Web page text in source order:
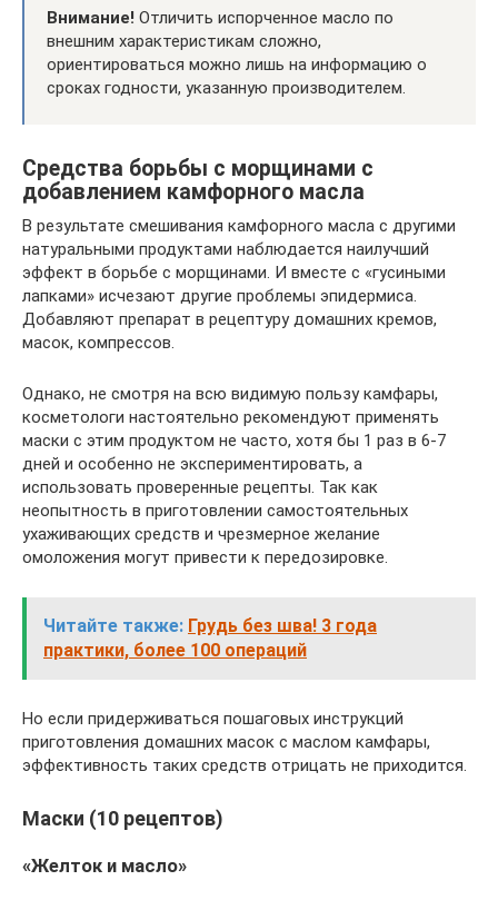
Внимание! Отличить испорченное масло по
внешним характеристикам сложно,
ориентироваться можно лишь на информацию о
сроках годности, указанную производителем.
Средства борьбы с морщинами с
добавлением камфорного масла
В результате смешивания камфорного масла с другими
натуральными продуктами наблюдается наилучший
эффект в борьбе с морщинами. И вместе с «гусиными
лапками» исчезают другие проблемы эпидермиса.
Добавляют препарат в рецептуру домашних кремов,
масок, компрессов.
Однако, не смотря на всю видимую пользу камфары,
косметологи настоятельно рекомендуют применять
маски с этим продуктом не часто, хотя бы 1 раз в 6-7
дней и особенно не экспериментировать, а
использовать проверенные рецепты. Так как
неопытность в приготовлении самостоятельных
ухаживающих средств и чрезмерное желание
омоложения могут привести к передозировке.
Читайте также: Грудь без шва! 3 года
практики, более 100 операций
Но если придерживаться пошаговых инструкций
приготовления домашних масок с маслом камфары,
эффективность таких средств отрицать не приходится.
Маски (10 рецептов)
«Желток и масло»